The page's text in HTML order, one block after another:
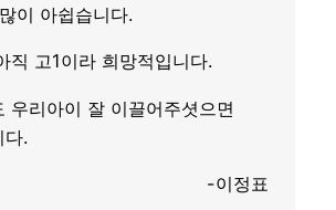
이 아쉽습니다.
직 고1이라 희망적입니다.
우리아이 잘 이끌어주셧으면
다.
-이정표